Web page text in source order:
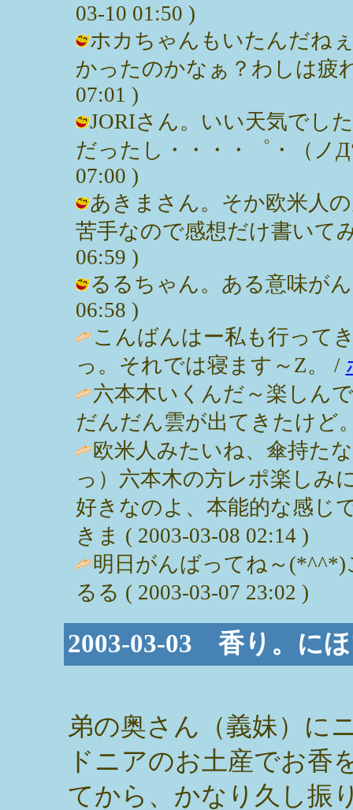
03-10 01:50 )
ホカちゃんもいたんだね
かったのかなぁ？わしは疲
07:01 )
JORIさん。いい天気でし
だったし・・・・゜・（ノ
07:00 )
あきまさん。そか欧米人
苦手なので感想だけ書いて
06:59 )
るるちゃん。ある意味が
06:58 )
こんばんはー私も行って
っ。それでは寝ます～Z。 /
六本木いくんだ～楽しん
だんだん雲が出てきたけど
欧米人みたいね、傘持た
っ）六本木の方レポ楽しみ
好きなのよ、本能的な感じ
きま ( 2003-03-08 02:14 )
明日がんばってね～
るる ( 2003-03-07 23:02 )
2003-03-03 香り。に
弟の奥さん（義妹）に
ドニアのお土産でお香
てから、かなり久し振